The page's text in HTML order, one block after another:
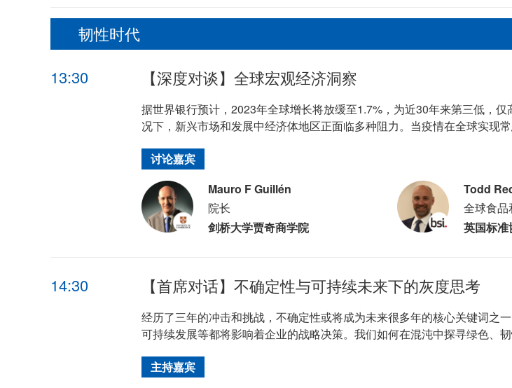
韧性时代
13:30
【深度对谈】全球宏观经济洞察
据世界银行预计，2023年全球增长将放缓至1.7%，为近30年来第三低，
况下，新兴市场和发展中经济体地区正面临多种阻力。当疫情在全球实
讨论嘉宾
Mauro F Guillén
院长
剑桥大学贾奇商学院
Todd
全球食品
英国标准
14:30 【首席对话】不确定性与可持续未来下的灰度思考
经历了三年的冲击和挑战，不确定性或将成为未来很多年的核心关键词之
可持续发展等都将影响着企业的战略决策。我们如何在混沌中探寻绿色、
主持嘉宾